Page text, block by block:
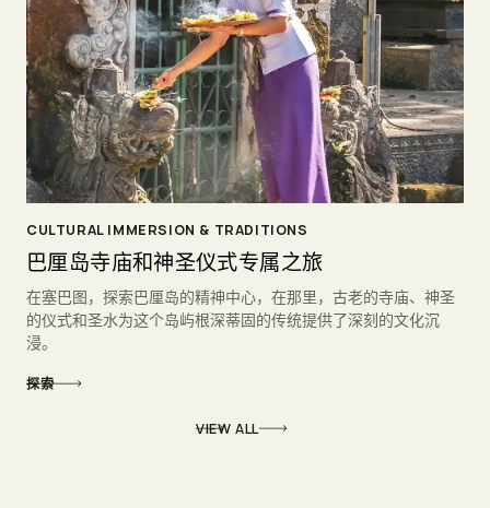
VIEW ALL
CULTURAL IMMERSION & TRADITIONS
巴厘岛寺庙和神圣仪式专属之旅
在塞巴图，探索巴厘岛的精神中心，在那里，古老的寺庙、神圣
的仪式和圣水为这个岛屿根深蒂固的传统提供了深刻的文化沉
浸。
探索